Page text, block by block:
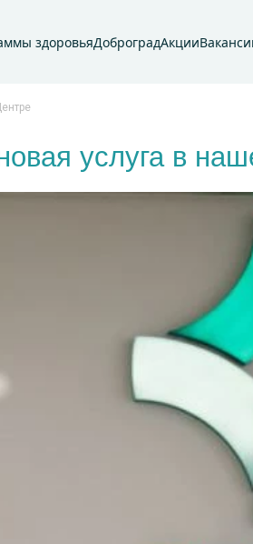
здоровьяДоброградАкции
услуга в